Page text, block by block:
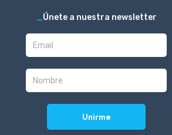
_Únete a nuestra newsletter